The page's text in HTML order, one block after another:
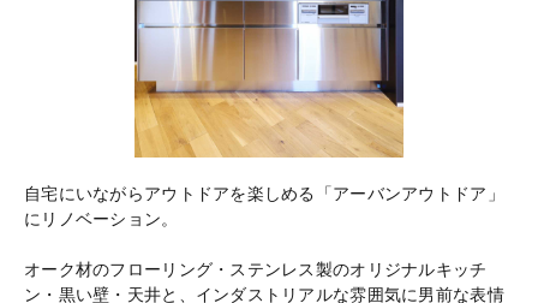
自宅にいながらアウトドアを楽しめる「アーバンアウトドア」
にリノベーション。
オーク材のフローリング・ステンレス製のオリジナルキッチ
ン・黒い壁・天井と、インダストリアルな雰囲気に男前な表情